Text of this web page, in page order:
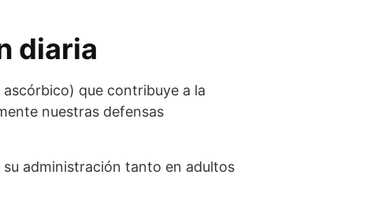
diaria
que contribuye a la
nuestras defensas
su administración tanto en adultos